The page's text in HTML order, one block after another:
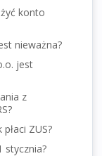
konto
nieważna?
jest
z
ZUS?
stycznia?